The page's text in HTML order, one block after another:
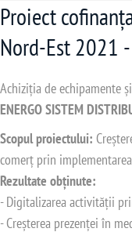
Proiect
Nord-Est 2021
Achiziția de echipamente
ENERGO SISTEM
Scopul proiectului:
comerț prin
Rezultate obținute:
- Digitalizarea activității
- Creșterea prezenței în